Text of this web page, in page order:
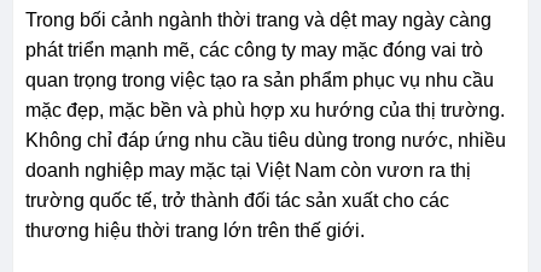
Trong bối cảnh ngành thời trang và dệt may ngày càng
phát triển mạnh mẽ, các công ty may mặc đóng vai trò
quan trọng trong việc tạo ra sản phẩm phục vụ nhu cầu
mặc đẹp, mặc bền và phù hợp xu hướng của thị trường.
Không chỉ đáp ứng nhu cầu tiêu dùng trong nước, nhiều
doanh nghiệp may mặc tại Việt Nam còn vươn ra thị
trường quốc tế, trở thành đối tác sản xuất cho các
thương hiệu thời trang lớn trên thế giới.